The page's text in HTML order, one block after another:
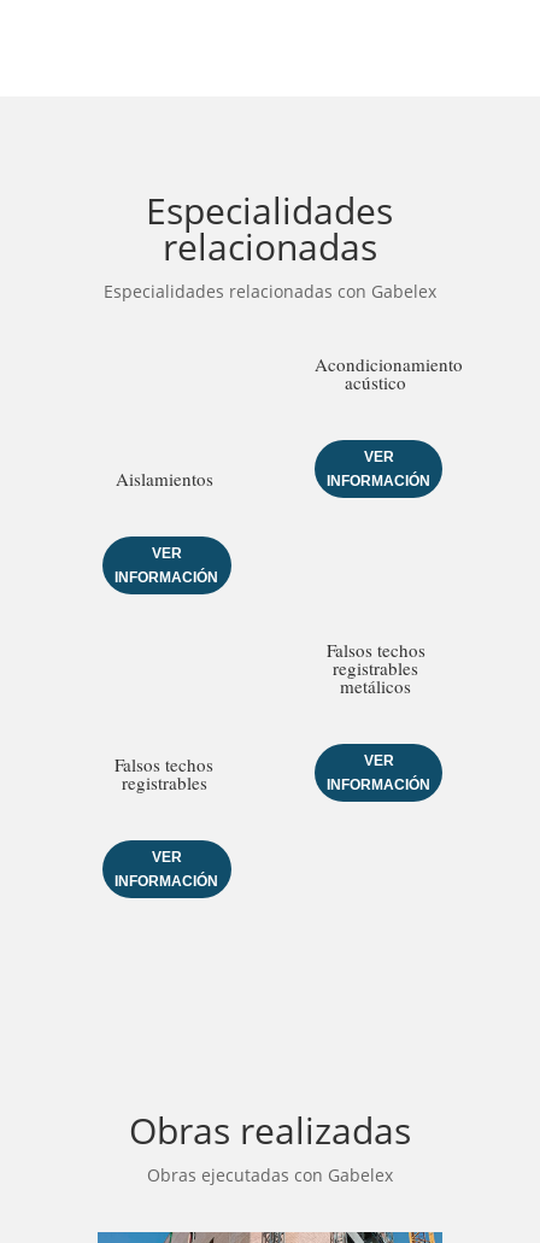
Especialidades
relacionadas
Especialidades relacionadas con Gabelex
Aislamientos
VER
INFORMACIÓN
Acondicionamiento
acústico
VER
INFORMACIÓN
Falsos techos
registrables
VER
INFORMACIÓN
Falsos techos
registrables
metálicos
VER
INFORMACIÓN
Obras realizadas
Obras ejecutadas con Gabelex